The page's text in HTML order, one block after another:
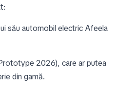
său automobil electric Afeela
2026), care ar putea
din gamă.